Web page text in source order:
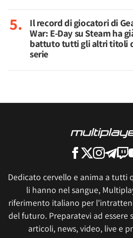
Il record di giocatori di
War: E-Day su Steam ha
battuto tutti gli altri titoli
serie
Dedicato cervello e anima a tutti
li hanno nel sangue,
riferimento italiano per
del futuro. Preparatevi ad
articoli, news, video, live e